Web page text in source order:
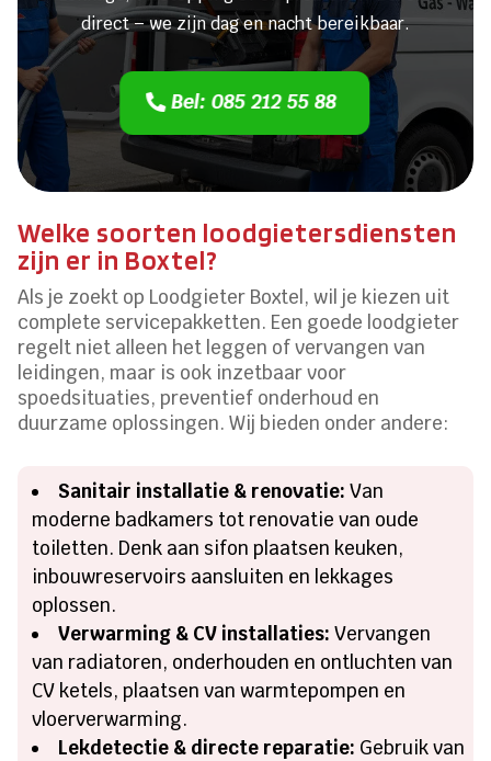
direct – we zijn dag en nacht bereikbaar.
Bel: 085 212 55 88
Welke soorten loodgietersdiensten
zijn er in Boxtel?
Als je zoekt op Loodgieter Boxtel, wil je kiezen uit
complete servicepakketten. Een goede loodgieter
regelt niet alleen het leggen of vervangen van
leidingen, maar is ook inzetbaar voor
spoedsituaties, preventief onderhoud en
duurzame oplossingen. Wij bieden onder andere:
Sanitair installatie & renovatie: Van
moderne badkamers tot renovatie van oude
toiletten. Denk aan sifon plaatsen keuken,
inbouwreservoirs aansluiten en lekkages
oplossen.
Verwarming & CV installaties: Vervangen
van radiatoren, onderhouden en ontluchten van
CV ketels, plaatsen van warmtepompen en
vloerverwarming.
Lekdetectie & directe reparatie: Gebruik van